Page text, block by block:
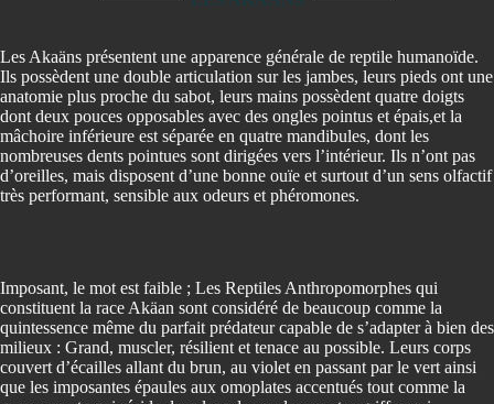
n
u
Les Akaäns présentent une apparence générale de reptile humanoïde.
Ils possèdent une double articulation sur les jambes, leurs pieds ont une
anatomie plus proche du sabot, leurs mains possèdent quatre doigts
dont deux pouces opposables avec des ongles pointus et épais,et la
mâchoire inférieure est séparée en quatre mandibules, dont les
nombreuses dents pointues sont dirigées vers l’intérieur. Ils n’ont pas
d’oreilles, mais disposent d’une bonne ouïe et surtout d’un sens olfactif
très performant, sensible aux odeurs et phéromones.
Imposant, le mot est faible ; Les Reptiles Anthropomorphes qui
constituent la race Akäan sont considéré de beaucoup comme la
quintessence même du parfait prédateur capable de s’adapter à bien des
milieux : Grand, muscler, résilient et tenace au possible. Leurs corps
couvert d’écailles allant du brun, au violet en passant par le vert ainsi
que les imposantes épaules aux omoplates accentués tout comme la